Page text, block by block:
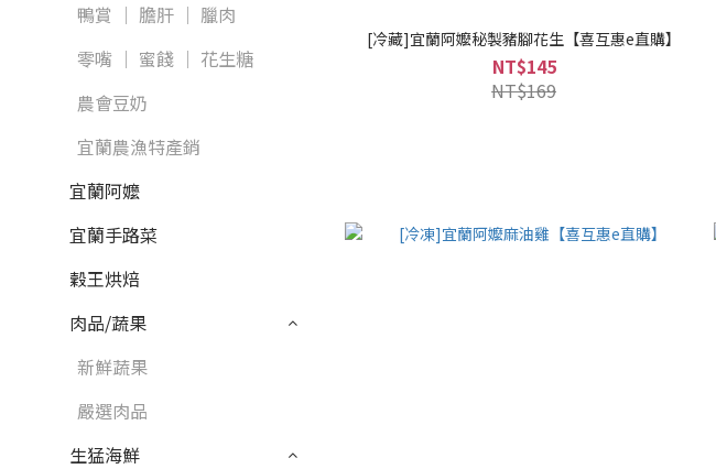
鴨賞 │ 膽肝 │ 臘肉
零嘴 │ 蜜餞 │ 花生糖
農會豆奶
宜蘭農漁特產銷
宜蘭阿嬤
宜蘭手路菜
穀王烘焙
肉品/蔬果
新鮮蔬果
嚴選肉品
生猛海鮮
[冷藏]宜蘭阿嬤秘製豬腳花生【喜互惠e直購】
NT$145
NT$169